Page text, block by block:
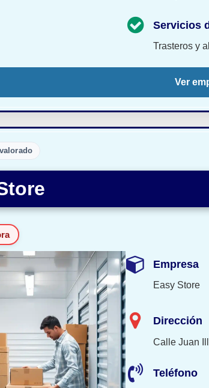
Servicios
Trasteros y
Ver
Empresa
Easy Store
Dirección
Calle Juan
Teléfono